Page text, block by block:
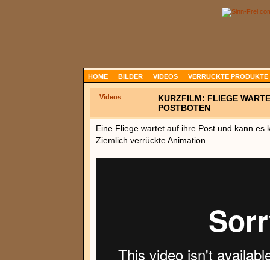
HOME BILDER VIDEOS VERRÜCKTE PRODUKTE
Videos
KURZFILM: FLIEGE
POSTBOTEN
Eine Fliege wartet auf ihre Post und kann es
Ziemlich verrückte Animation...